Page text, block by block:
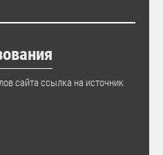
сайта ссылка на источник